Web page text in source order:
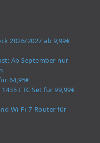
2026/2027 ab 9,99€
Ab September nur
64,95€
I TC Set für 99,99€
Wi-Fi-7-Router für